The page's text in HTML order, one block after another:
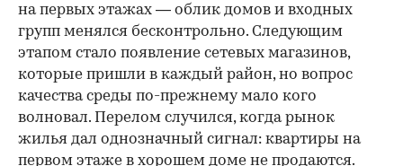
на первых этажах — облик домов и входных
групп менялся бесконтрольно. Следующим
этапом стало появление сетевых магазинов,
которые пришли в каждый район, но вопрос
качества среды по-прежнему мало кого
волновал. Перелом случился, когда рынок
жилья дал однозначный сигнал: квартиры на
первом этаже в хорошем доме не продаются.